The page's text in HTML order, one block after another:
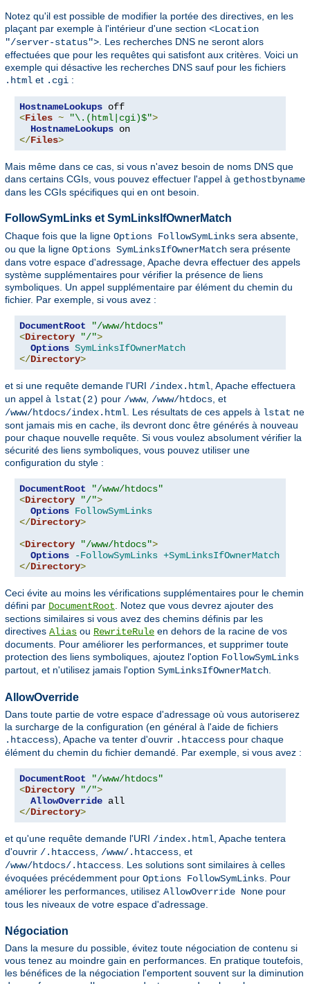
Notez qu'il est possible de modifier la portée des directives, en les
plaçant par exemple à l'intérieur d'une section <Location
"/server-status"> . Les recherches DNS ne seront alors
effectuées que pour les requêtes qui satisfont aux critères. Voici un
exemple qui désactive les recherches DNS sauf pour les fichiers
.html et .cgi :
HostnameLookups
<Files ~ "\.(html|cgi)$">
HostnameLookups
</Files>
Mais même dans ce cas, si vous n'avez besoin de noms DNS que
dans certains CGIs, vous pouvez effectuer l'appel à gethostbyname
dans les CGIs spécifiques qui en ont besoin.
FollowSymLinks et SymLinksIfOwnerMatch
Chaque fois que la ligne Options FollowSymLinks sera absente,
ou que la ligne Options SymLinksIfOwnerMatch sera présente
dans votre espace d'adressage, Apache devra effectuer des appels
système supplémentaires pour vérifier la présence de liens
symboliques. Un appel supplémentaire par élément du chemin du
fichier. Par exemple, si vous avez :
DocumentRoot
"/www/htdocs"
<Directory "/">
Options SymLinksIfOwnerMatch
</Directory>
et si une requête demande l'URI /index.html , Apache effectuera
un appel à lstat(2) pour /www, /www/htdocs , et
/www/htdocs/index.html . Les résultats de ces appels à lstat ne
sont jamais mis en cache, ils devront donc être générés à nouveau
pour chaque nouvelle requête. Si vous voulez absolument vérifier la
sécurité des liens symboliques, vous pouvez utiliser une
configuration du style :
DocumentRoot
"/www/htdocs"
<Directory "/">
Options FollowSymLinks
</Directory>
<Directory "/www/htdocs">
Options
-FollowSymLinks +SymLinksIfOwnerMatch
</Directory>
Ceci évite au moins les vérifications supplémentaires pour le chemin
défini par DocumentRoot . Notez que vous devrez ajouter des
sections similaires si vous avez des chemins définis par les
directives Alias ou RewriteRule en dehors de la racine de vos
documents. Pour améliorer les performances, et supprimer toute
protection des liens symboliques, ajoutez l'option FollowSymLinks
partout, et n'utilisez jamais l'option SymLinksIfOwnerMatch
AllowOverride
Dans toute partie de votre espace d'adressage où vous autoriserez
la surcharge de la configuration (en général à l'aide de fichiers
.htaccess), Apache va tenter d'ouvrir .htaccess pour chaque
élément du chemin du fichier demandé. Par exemple, si vous avez :
DocumentRoot
"/www/htdocs"
<Directory "/">
AllowOverride
</Directory>
et qu'une requête demande l'URI /index.html , Apache tentera
d'ouvrir /.htaccess /www/.htaccess , et
/www/htdocs/.htaccess . Les solutions sont similaires à celles
évoquées précédemment pour Options FollowSymLinks . Pour
améliorer les performances, utilisez AllowOverride None pour
tous les niveaux de votre espace d'adressage.
Négociation
Dans la mesure du possible, évitez toute négociation de contenu si
vous tenez au moindre gain en performances. En pratique toutefois,
les bénéfices de la négociation l'emportent souvent sur la diminution